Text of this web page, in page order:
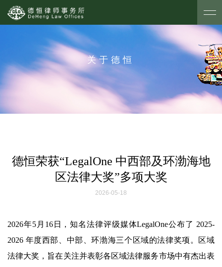
关于德恒
德恒荣获“LegalOne 中西部及环渤海地
区法律大奖”多项大奖
2026-05-18
2026年5月16日，知名法律评级媒体LegalOne公布了 2025-
2026 年度西部、中部、环渤海三个区域的法律奖项。区域
法律大奖，旨在关注并表彰各区域法律服务市场中有杰出表